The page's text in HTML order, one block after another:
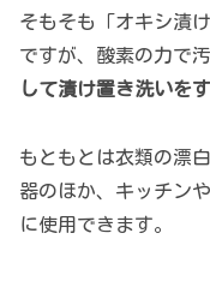
そもそも「オキシ漬
ですが、酸素の力で
して漬け置き洗いを
もともとは衣類の漂
器のほか、キッチン
に使用できます。